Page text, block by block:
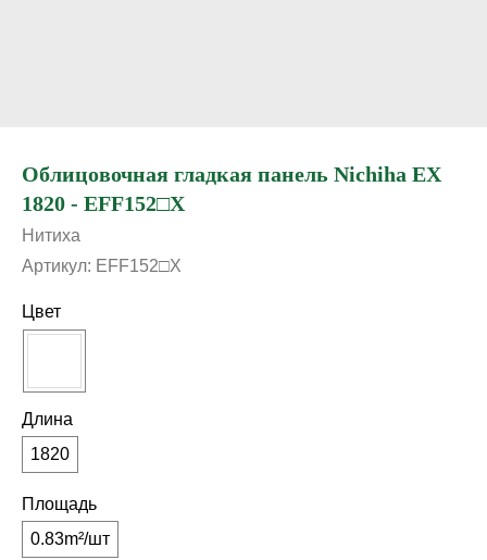
Облицовочная гладкая панель Nichiha EX
1820 - EFF152□X
Нитиха
Артикул: EFF152□X
Цвет
Длина
1820
Площадь
0.83m²/шт